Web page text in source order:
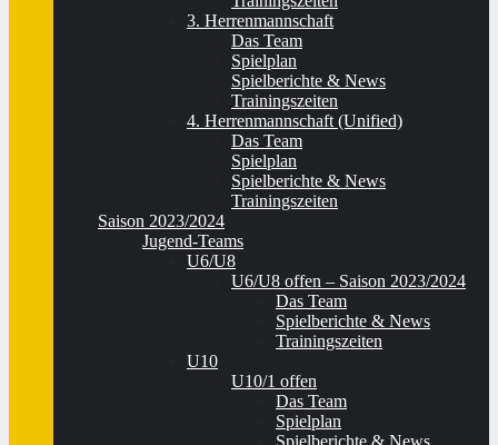
3. Herrenmannschaft
Das Team
Spielplan
Spielberichte & News
Trainingszeiten
4. Herrenmannschaft (Unified)
Das Team
Spielplan
Spielberichte & News
Trainingszeiten
Saison 2023/2024
Jugend-Teams
U6/U8
U6/U8 offen – Saison 2023/2024
Das Team
Spielberichte & News
Trainingszeiten
U10
U10/1 offen
Das Team
Spielplan
Spielberichte & News